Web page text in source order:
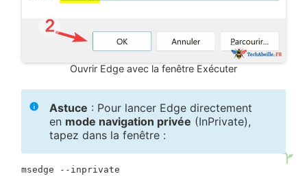
Ouvrir Edge avec la fenêtre Exécuter
Astuce : Pour lancer Edge directement
en mode navigation privée (InPrivate),
tapez dans la fenêtre :